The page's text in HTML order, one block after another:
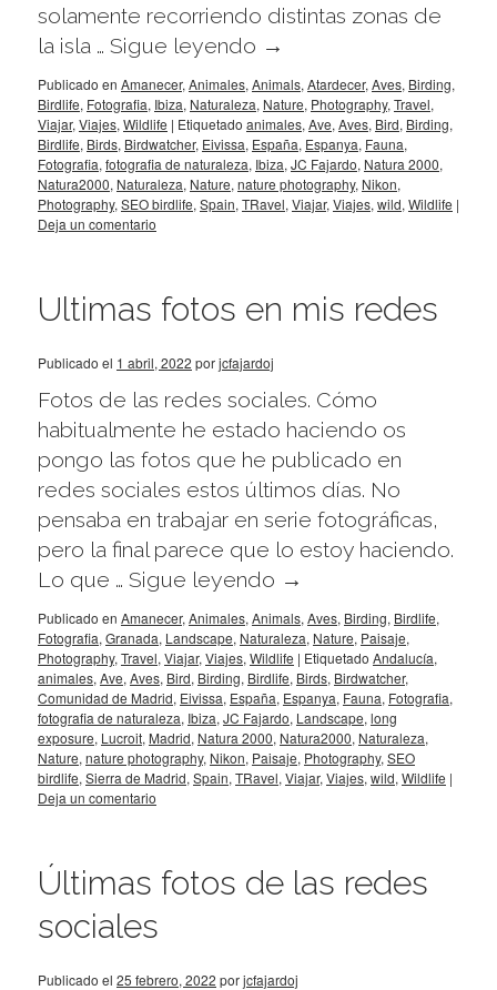
solamente recorriendo distintas zonas de
la isla … Sigue leyendo →
Publicado en Amanecer, Animales, Animals, Atardecer, Aves, Birding,
Birdlife, Fotografia, Ibiza, Naturaleza, Nature, Photography, Travel,
Viajar, Viajes, Wildlife | Etiquetado animales, Ave, Aves, Bird, Birding,
Birdlife, Birds, Birdwatcher, Eivissa, España, Espanya, Fauna,
Fotografia, fotografia de naturaleza, Ibiza, JC Fajardo, Natura 2000,
Natura2000, Naturaleza, Nature, nature photography, Nikon,
Photography, SEO birdlife, Spain, TRavel, Viajar, Viajes, wild, Wildlife |
Deja un comentario
Ultimas fotos en mis redes
Publicado el 1 abril, 2022 porjcfajardoj
Fotos de las redes sociales. Cómo
habitualmente he estado haciendo os
pongo las fotos que he publicado en
redes sociales estos últimos días. No
pensaba en trabajar en serie fotográficas,
pero la final parece que lo estoy haciendo.
Lo que … Sigue leyendo →
Publicado en Amanecer, Animales, Animals, Aves, Birding, Birdlife,
Fotografia, Granada, Landscape, Naturaleza, Nature, Paisaje,
Photography, Travel, Viajar, Viajes, Wildlife | Etiquetado Andalucía,
animales, Ave, Aves, Bird, Birding, Birdlife, Birds, Birdwatcher,
Comunidad de Madrid, Eivissa, España, Espanya, Fauna, Fotografia,
fotografia de naturaleza, Ibiza, JC Fajardo, Landscape, long
exposure, Lucroit, Madrid, Natura 2000, Natura2000, Naturaleza,
Nature, nature photography, Nikon, Paisaje, Photography, SEO
birdlife, Sierra de Madrid, Spain, TRavel, Viajar, Viajes, wild, Wildlife |
Deja un comentario
Últimas fotos de las redes
sociales
Publicado el 25 febrero, 2022 porjcfajardoj